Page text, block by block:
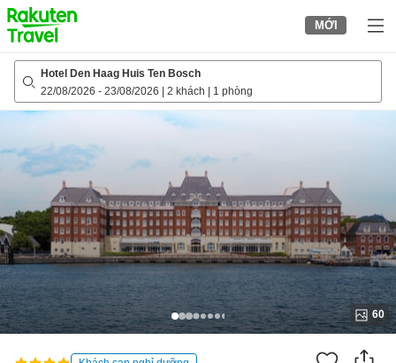
to
top
page
MỚI
Hotel Den Haag Huis Ten Bosch
22/08/2026 - 23/08/2026 2 khách 1 phòng
60